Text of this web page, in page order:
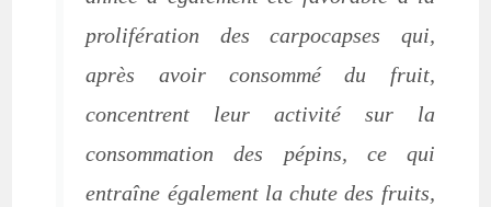
prolifération des carpocapses qui,
après avoir consommé du fruit,
concentrent leur activité sur la
consommation des pépins, ce qui
entraîne également la chute des fruits,